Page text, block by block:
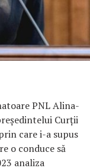
PNL Alina-
Curții
care i-a supus
o conduce să
analiza